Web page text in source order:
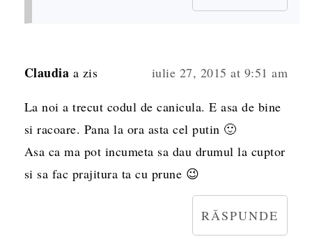
Claudia a zis iulie 27, 2015 at 9:51 am
La noi a trecut codul de canicula. E asa de bine
si racoare. Pana la ora asta cel putin 🙂
Asa ca ma pot incumeta sa dau drumul la cuptor
si sa fac prajitura ta cu prune 😉
RĂSPUNDE